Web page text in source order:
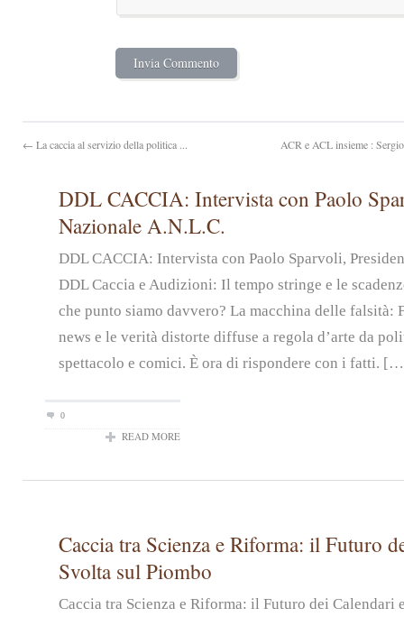
← La caccia al servizio della politica ... ACR e ACL insieme :
DDL CACCIA: Intervista con Paolo
Nazionale A.N.L.C.
DDL CACCIA: Intervista con Paolo Sparvoli,
DDL Caccia e Audizioni: Il tempo stringe e le
che punto siamo davvero? La macchina delle falsità:
news e le verità distorte diffuse a regola d’arte da
spettacolo e comici. È ora di rispondere con i fatti.
0
READ MORE
Caccia tra Scienza e Riforma: il Futuro
Svolta sul Piombo
Caccia tra Scienza e Riforma: il Futuro dei